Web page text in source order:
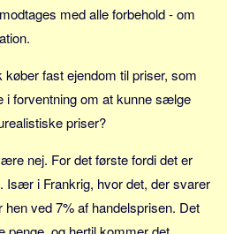
med alle forbehold - om
køber fast ejendom til priser, som
i forventning om at kunne sælge
priser?
nej. For det første fordi det er
Især i Frankrig, hvor det, der svarer
hen ved 7% af handelsprisen. Det